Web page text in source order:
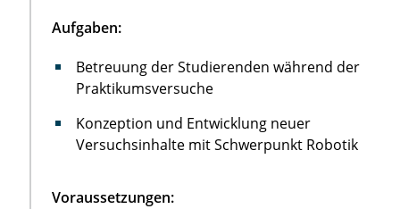
Aufgaben:
Betreuung der Studierenden während der
Praktikumsversuche
Konzeption und Entwicklung neuer
Versuchsinhalte mit Schwerpunkt Robotik
Voraussetzungen: